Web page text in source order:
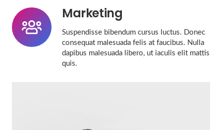
Marketing
Suspendisse bibendum cursus luctus. Donec
consequat malesuada felis at faucibus. Nulla
dapibus malesuada libero, ut iaculis elit mattis
quis.